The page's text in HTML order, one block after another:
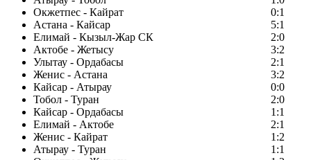
Окжетпес - Кайрат
0:1
Астана - Кайсар
5:1
Елимай - Кызыл-Жар СК
2:0
Актобе - Жетысу
3:2
Улытау - Ордабасы
2:1
Женис - Астана
3:2
Кайсар - Атырау
0:0
Тобол - Туран
2:0
Кайсар - Ордабасы
1:1
Елимай - Актобе
2:1
Женис - Кайрат
1:2
Атырау - Туран
1:1